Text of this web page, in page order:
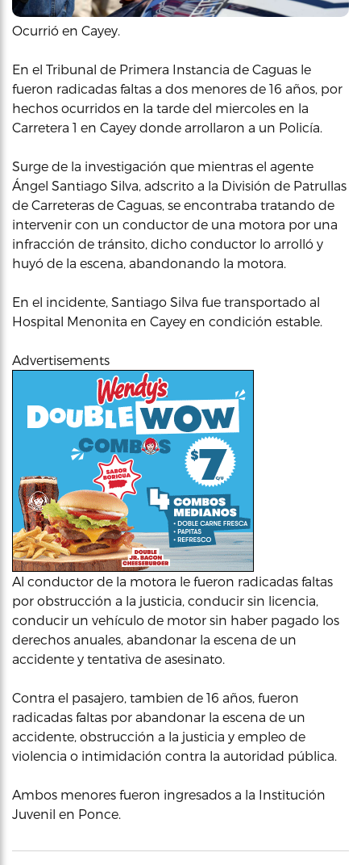
Ocurrió en Cayey.
En el Tribunal de Primera Instancia de Caguas le
fueron radicadas faltas a dos menores de 16 años, por
hechos ocurridos en la tarde del miercoles en la
Carretera 1 en Cayey donde arrollaron a un Policía.
Surge de la investigación que mientras el agente
Ángel Santiago Silva, adscrito a la División de Patrullas
de Carreteras de Caguas, se encontraba tratando de
intervenir con un conductor de una motora por una
infracción de tránsito, dicho conductor lo arrolló y
huyó de la escena, abandonando la motora.
En el incidente, Santiago Silva fue transportado al
Hospital Menonita en Cayey en condición estable.
Advertisements
Al conductor de la motora le fueron radicadas faltas
por obstrucción a la justicia, conducir sin licencia,
conducir un vehículo de motor sin haber pagado los
derechos anuales, abandonar la escena de un
accidente y tentativa de asesinato.
Contra el pasajero, tambien de 16 años, fueron
radicadas faltas por abandonar la escena de un
accidente, obstrucción a la justicia y empleo de
violencia o intimidación contra la autoridad pública.
Ambos menores fueron ingresados a la Institución
Juvenil en Ponce.